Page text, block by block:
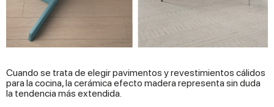
Cuando se trata de elegir pavimentos y revestimientos cálidos
para la cocina, la cerámica efecto madera representa sin duda
la tendencia más extendida.